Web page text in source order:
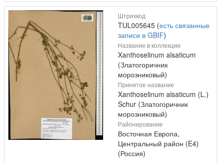
Штрихкод
TUL005645 (есть связанные
записи в GBIF)
Название в коллекции
Xanthoselinum alsaticum
(Златогоричник
морозниковый)
Принятое название
Xanthoselinum alsaticum (L.)
Schur (Златогоричник
морозниковый)
Районирование
Восточная Европа,
Центральный район (E4)
(Россия)